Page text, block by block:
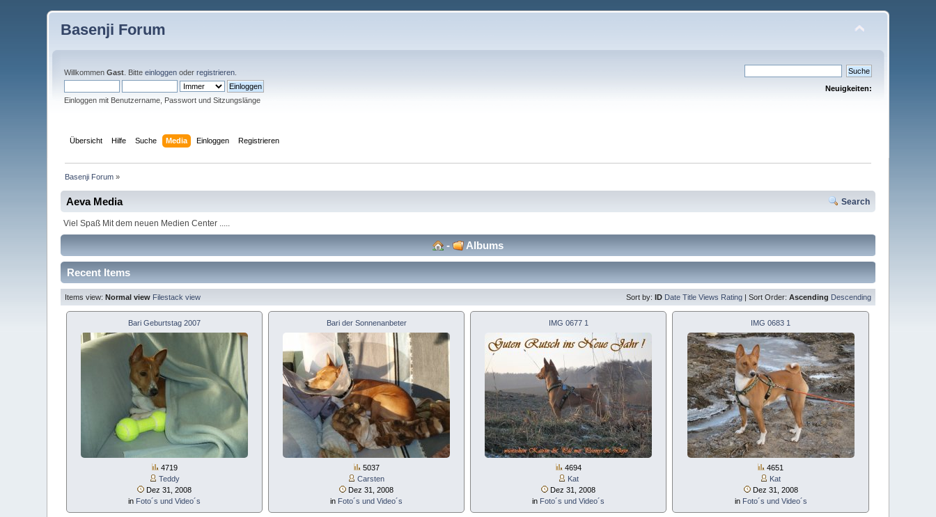
Basenji Forum
WillkommenGast . Bitteeinloggen oderregistrieren
Einloggen mit Benutzername, Passwort und Sitzungslänge
Neuigkeiten:
Übersicht Hilfe Suche Media Einloggen Registrieren
Basenji Forum »
Aeva Media Search
Viel Spaß Mit dem neuen Medien Center .....
- Albums
Recent Items
Items view:Normal view Filestack view Sort by: ID Date Title Views Rating| Sort Order: Ascending Descending
Bari Geburtstag 2007
4719
Teddy
Dez 31, 2008
in Foto´s und Video´s
Bari der Sonnenanbeter
5037
Carsten
Dez 31, 2008
in Foto´s und Video´s
IMG 0677 1
4694
Kat
Dez 31, 2008
in Foto´s und Video´s
IMG 0683 1
4651
Kat
Dez 31, 2008
in Foto´s und Video´s